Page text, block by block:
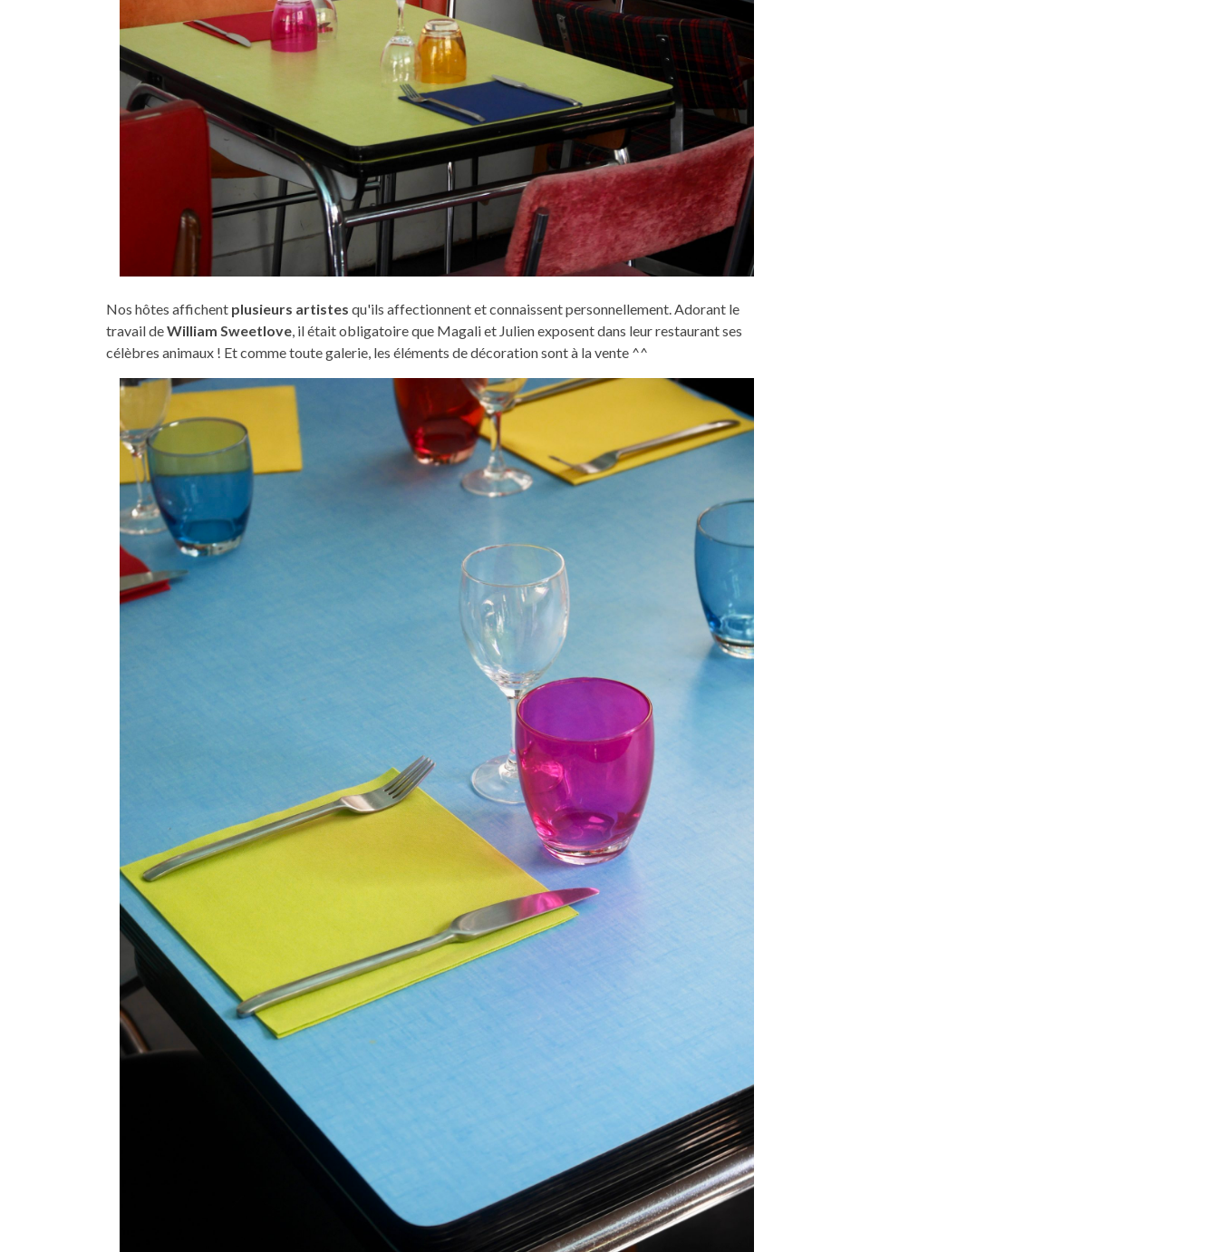
Nos hôtes affichent plusieurs artistes qu'ils affectionnent et connaissent personnellement. Adorant le
travail deWilliam Sweetlove, il était obligatoire que Magali et Julien exposent dans leur restaurant ses
célèbres animaux ! Et comme toute galerie, les éléments de décoration sont à la vente ^^